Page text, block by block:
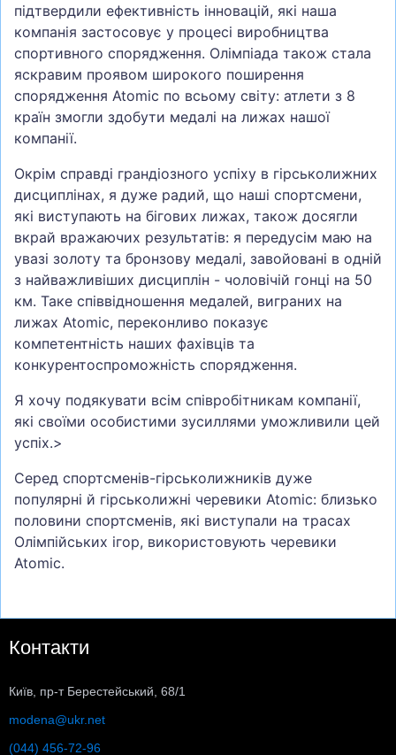
підтвердили ефективність інновацій, які наша
компанія застосовує у процесі виробництва
спортивного спорядження. Олімпіада також стала
яскравим проявом широкого поширення
спорядження Atomic по всьому світу: атлети з 8
країн змогли здобути медалі на лижах нашої
компанії.
Окрім справді грандіозного успіху в гірськолижних
дисциплінах, я дуже радий, що наші спортсмени,
які виступають на бігових лижах, також досягли
вкрай вражаючих результатів: я передусім маю на
увазі золоту та бронзову медалі, завойовані в одній
з найважливіших дисциплін - чоловічій гонці на 50
км. Таке співвідношення медалей, виграних на
лижах Atomic, переконливо показує
компетентність наших фахівців та
конкурентоспроможність спорядження.
Я хочу подякувати всім співробітникам компанії,
які своїми особистими зусиллями уможливили цей
успіх.>
Серед спортсменів-гірськолижників дуже
популярні й гірськолижні черевики Atomic: близько
половини спортсменів, які виступали на трасах
Олімпійських ігор, використовують черевики
Atomic.
Контакти
Київ, пр-т Берестейський, 68/1
modena@ukr.net
(044) 456-72-96